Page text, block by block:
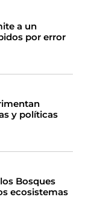
a un
por error
y políticas
Bosques
ecosistemas